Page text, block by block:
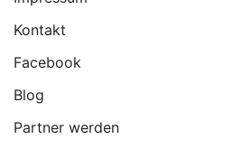
Kontakt
Facebook
Blog
Partner werden